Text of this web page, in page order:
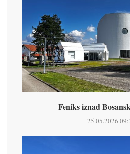
Feniks iznad
25.05.2026